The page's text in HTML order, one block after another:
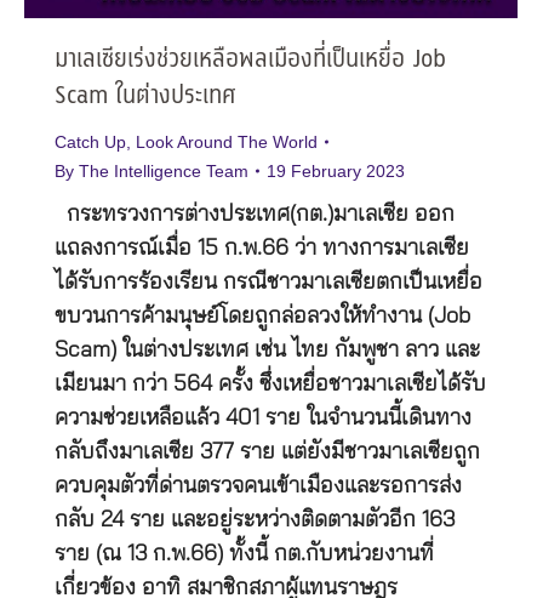
มาเลเซียเร่งช่วยเหลือพลเมืองที่เป็นเหยื่อ Job
Scam ในต่างประเทศ
Catch Up Look Around The World
By The Intelligence Team 19 February 2023
กระทรวงการต่างประเทศ(กต.)มาเลเซีย ออก
แถลงการณ์เมื่อ 15 ก.พ.66 ว่า ทางการมาเลเซีย
ได้รับการร้องเรียน กรณีชาวมาเลเซียตกเป็นเหยื่อ
ขบวนการค้ามนุษย์โดยถูกล่อลวงให้ทำงาน (Job
Scam) ในต่างประเทศ เช่น ไทย กัมพูชา ลาว และ
เมียนมา กว่า 564 ครั้ง ซึ่งเหยื่อชาวมาเลเซียได้รับ
ความช่วยเหลือแล้ว 401 ราย ในจำนวนนี้เดินทาง
กลับถึงมาเลเซีย 377 ราย แต่ยังมีชาวมาเลเซียถูก
ควบคุมตัวที่ด่านตรวจคนเข้าเมืองและรอการส่ง
กลับ 24 ราย และอยู่ระหว่างติดตามตัวอีก 163
ราย (ณ 13 ก.พ.66) ทั้งนี้ กต.กับหน่วยงานที่
เกี่ยวข้อง อาทิ สมาชิกสภาผู้แทนราษฎร